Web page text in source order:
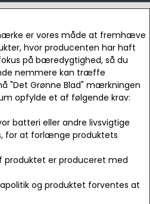
er vores måde at fremhæve
hvor producenten har haft
på bæredygtighed, så du
nemmere kan træffe
"Det Grønne Blad" mærkningen
opfylde et af følgende krav:
batteri eller andre livsvigtige
for at forlænge produktets
produktet er produceret med
og produktet forventes at